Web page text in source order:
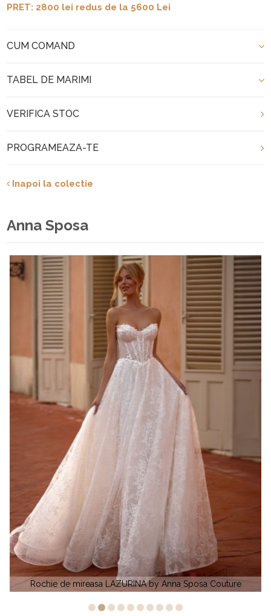
PRET: 2800 lei redus de la 5600 Lei
CUM COMAND
TABEL DE MARIMI
VERIFICA STOC
PROGRAMEAZA-TE
Inapoi la colectie
Anna Sposa
Rochie de mireasa LAZURINA by Anna Sposa Couture